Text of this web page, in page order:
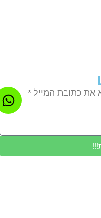
כתובת המייל *